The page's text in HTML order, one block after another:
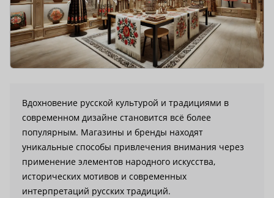
Вдохновение русской культурой и традициями в
современном дизайне становится всё более
популярным. Магазины и бренды находят
уникальные способы привлечения внимания через
применение элементов народного искусства,
исторических мотивов и современных
интерпретаций русских традиций.